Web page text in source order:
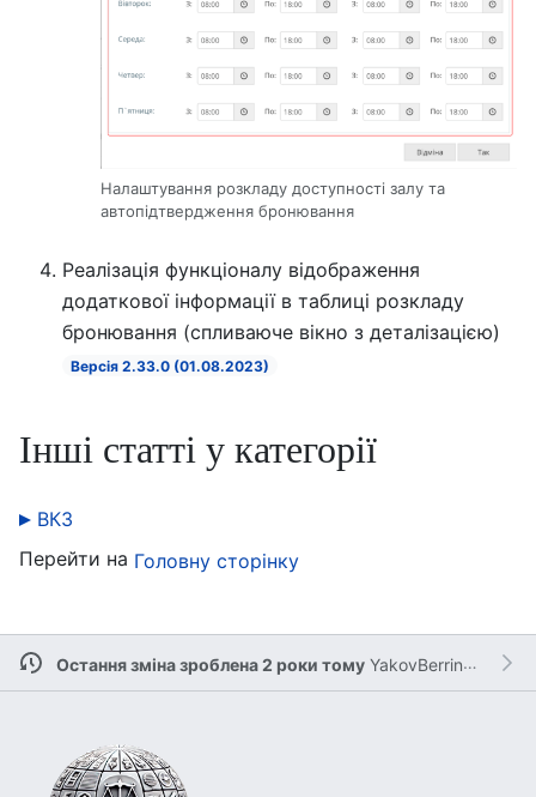
Налаштування розкладу доступності залу та
автопідтвердження бронювання
Реалізація функціоналу відображення
додаткової інформації в таблиці розкладу
бронювання (спливаюче вікно з деталізацією)
Версія 2.33.0 (01.08.2023)
Інші статті у категорії
ВКЗ
Перейти на Головну сторінку
Остання зміна зроблена 2 роки тому YakovBerringer